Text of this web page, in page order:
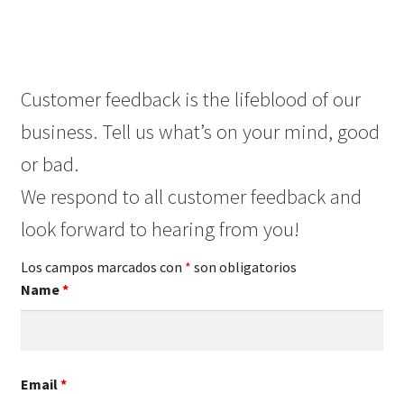
Customer feedback is the lifeblood of our
business. Tell us what’s on your mind, good
or bad.
We respond to all customer feedback and
look forward to hearing from you!
Los campos marcados con * son obligatorios
Name*
Email*